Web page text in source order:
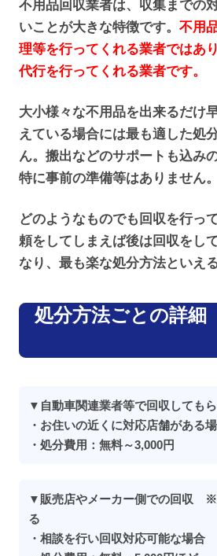
不用品回収業者は、収集までの
いことが大きな特徴です。 不用
理等を行ってくれる業者ではあ
代行を行ってくれる業者です。
大小様々な不用品を出来るだけ
えている場合には最も適した処
ん。搬出などのサポートも込み
特に事前の準備等はありません。
どのようなものでも回収を行っ
頼をしてしまえば後は回収をし
なり、最も楽な処分方法といえ
処分方法ごとの詳細
▼自動車関連業者等で回収してもら
・お住いの近くに対応店舗がある
・処分費用：無料～3,000円
▼販売店やメーカー側での回収 ※
る
・相談を行い回収対応可能な場合